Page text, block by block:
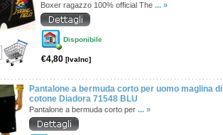
Boxer ragazzo 100% official The ... »
Disponibile
€4,80 [IvaInc]
Pantalone a bermuda corto per uomo maglina di
cotone Diadora 71548 BLU
Pantalone a bermuda corto per ... »